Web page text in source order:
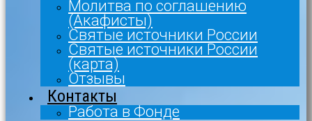
Молитва по соглашению
(Акафисты)
Святые источники России
Святые источники России
(карта)
Отзывы
Контакты
Работа в Фонде